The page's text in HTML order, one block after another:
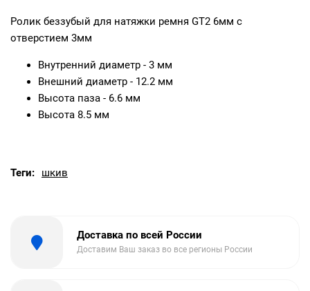
Ролик беззубый для натяжки ремня GT2 6мм с
отверстием 3мм
Внутренний диаметр - 3 мм
Внешний диаметр - 12.2 мм
Высота паза - 6.6 мм
Высота 8.5 мм
Теги: шкив
Доставка по всей России
Доставим Ваш заказ во все регионы России